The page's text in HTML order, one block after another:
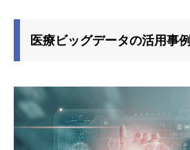
医療ビッグデータの活用事例